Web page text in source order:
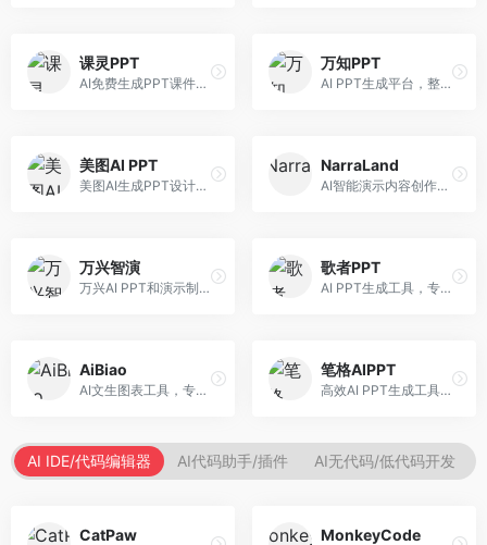
课灵PPT
AI免费生成PPT课件平台，专注于教育场景。面向教师和教育工作者，提供课件生成、教学设计、模板选择等服务，教育适配性强。
万知PPT
AI PPT生成平台，整合知识库与创作功能。面向职场人士，支持内容检索、PPT生成、设计优化等服务，知识整合能力强。
美图AI PPT
美图AI生成PPT设计工具，整合图像处理能力。面向设计师和职场人士，提供PPT生成、图片美化、设计优化等服务，视觉设计美观。
NarraLand
AI智能演示内容创作平台，专注于叙事演示。面向内容创作者，提供故事创作、演示生成、动画设计等服务，演示内容生动有趣。
万兴智演
万兴AI PPT和演示制作软件，整合视频演示功能。面向职场人士和教育工作者，提供PPT生成、演示录制、视频制作等服务，演示功能完善。
歌者PPT
AI PPT生成工具，专注于演示文稿智能创作。面向职场人士，支持主题输入、内容生成、设计美化等功能，PPT制作效率高。
AiBiao
AI文生图表工具，专注于数据可视化展示。面向数据分析师和职场人士，提供图表生成、数据可视化、PPT嵌入等服务，数据展示专业。
笔格AIPPT
高效AI PPT生成工具，专注于演示文稿智能创作。面向职场人士，支持主题输入、内容生成、设计美化等功能，PPT制作效率高。
AI IDE/代码编辑器 AI代码助手/插件 AI无代码/低代码开发
CatPaw MonkeyCode